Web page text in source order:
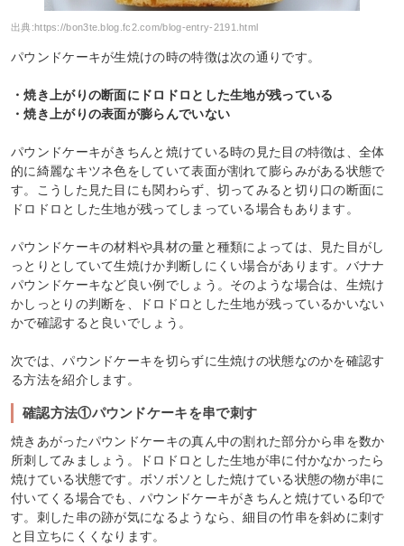
出典:https://bon3te.blog.fc2.com/blog-entry-2191.html
パウンドケーキが生焼けの時の特徴は次の通りです。
・焼き上がりの断面にドロドロとした生地が残っている
・焼き上がりの表面が膨らんでいない
パウンドケーキがきちんと焼けている時の見た目の特徴は、全体
的に綺麗なキツネ色をしていて表面が割れて膨らみがある状態で
す。こうした見た目にも関わらず、切ってみると切り口の断面に
ドロドロとした生地が残ってしまっている場合もあります。
パウンドケーキの材料や具材の量と種類によっては、見た目がし
っとりとしていて生焼けか判断しにくい場合があります。バナナ
パウンドケーキなど良い例でしょう。そのような場合は、生焼け
かしっとりの判断を、ドロドロとした生地が残っているかいない
かで確認すると良いでしょう。
次では、パウンドケーキを切らずに生焼けの状態なのかを確認す
る方法を紹介します。
確認方法①パウンドケーキを串で刺す
焼きあがったパウンドケーキの真ん中の割れた部分から串を数か
所刺してみましょう。ドロドロとした生地が串に付かなかったら
焼けている状態です。ボソボソとした焼けている状態の物が串に
付いてくる場合でも、パウンドケーキがきちんと焼けている印で
す。刺した串の跡が気になるようなら、細目の竹串を斜めに刺す
と目立ちにくくなります。